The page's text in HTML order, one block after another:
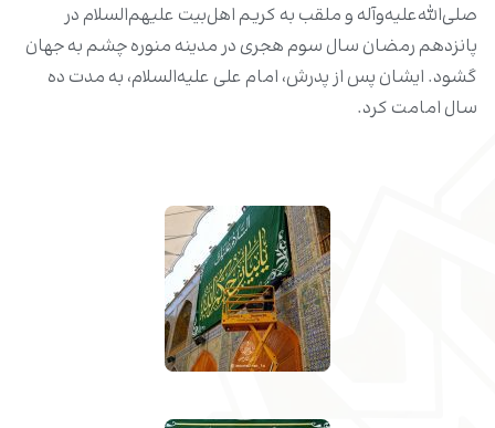
صلی‌الله‌علیه‌وآله و ملقب به کریم اهل‌بیت علیهم‌السلام در
پانزدهم رمضان سال سوم هجری در مدینه منوره چشم به جهان
گشود. ایشان پس از پدرش، امام علی علیه‌السلام، به مدت ده
سال امامت کرد.